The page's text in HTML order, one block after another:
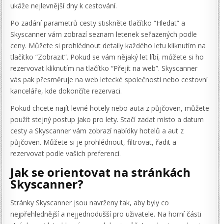
ukáže nejlevnější dny k cestování.
Po zadání parametrů cesty stiskněte tlačítko “Hledat” a
Skyscanner vám zobrazí seznam letenek seřazených podle
ceny. Můžete si prohlédnout detaily každého letu kliknutím na
tlačítko “Zobrazit”. Pokud se vám nějaký let líbí, můžete si ho
rezervovat kliknutím na tlačítko “Přejít na web”. Skyscanner
vás pak přesměruje na web letecké společnosti nebo cestovní
kanceláře, kde dokončíte rezervaci.
Pokud chcete najít levné hotely nebo auta z půjčoven, můžete
použít stejný postup jako pro lety. Stačí zadat místo a datum
cesty a Skyscanner vám zobrazí nabídky hotelů a aut z
půjčoven. Můžete si je prohlédnout, filtrovat, řadit a
rezervovat podle vašich preferencí.
Jak se orientovat na stránkách
Skyscanner?
Stránky Skyscanner jsou navrženy tak, aby byly co
nejpřehlednější a nejjednodušší pro uživatele. Na horní části